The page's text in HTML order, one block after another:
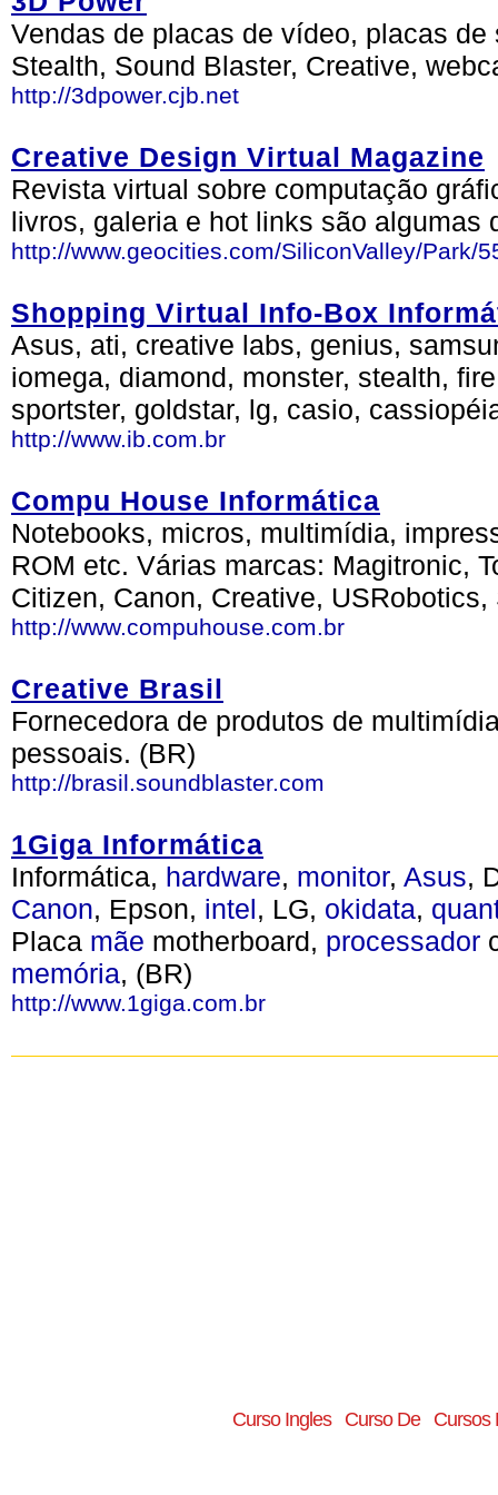
Vendas de placas de vídeo, placas
Stealth, Sound Blaster, Creative,
http://3dpower.cjb.net
Creative Design Virtual Magazine
Revista virtual sobre computação
livros, galeria e hot links são algumas
http://www.geocities.com/SiliconValley/Park/
Shopping Virtual Info-Box
Asus, ati, creative labs, genius,
iomega, diamond, monster, stealth,
sportster, goldstar, lg, casio,
http://www.ib.com.br
Compu House Informática
Notebooks, micros, multimídia,
ROM etc. Várias marcas: Magitronic,
Citizen, Canon, Creative,
http://www.compuhouse.com.br
Creative Brasil
Fornecedora de produtos de
pessoais. (BR)
http://brasil.soundblaster.com
1Giga Informática
Informática, hardware, monitor, Asus,
Canon, Epson, intel, LG, okidata,
Placa mãe motherboard, processador
memória, (BR)
http://www.1giga.com.br
Curso Ingles Curso De Cursos